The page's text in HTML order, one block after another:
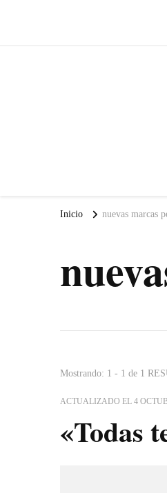
Inicio nuevas marcas
Mostrando: 1 - 1 de 1
ACTUALIZADO EL 4
«Todas